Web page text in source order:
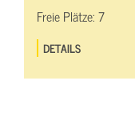
Freie Plätze:7
DETAILS